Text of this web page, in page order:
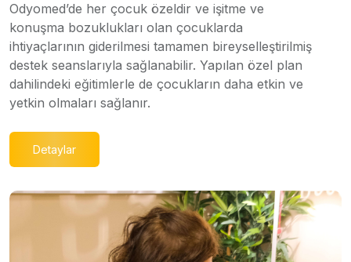
Odyomed’de her çocuk özeldir ve işitme ve
konuşma bozuklukları olan çocuklarda
ihtiyaçlarının giderilmesi tamamen bireyselleştirilmiş
destek seanslarıyla sağlanabilir. Yapılan özel plan
dahilindeki eğitimlerle de çocukların daha etkin ve
yetkin olmaları sağlanır.
Detaylar